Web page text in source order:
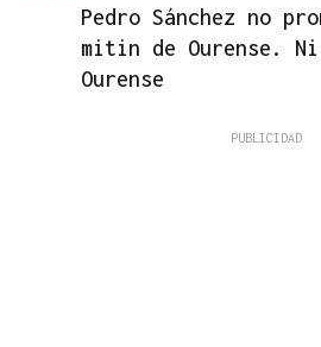
Pedro Sánchez no
mitin de Ourense.
Ourense